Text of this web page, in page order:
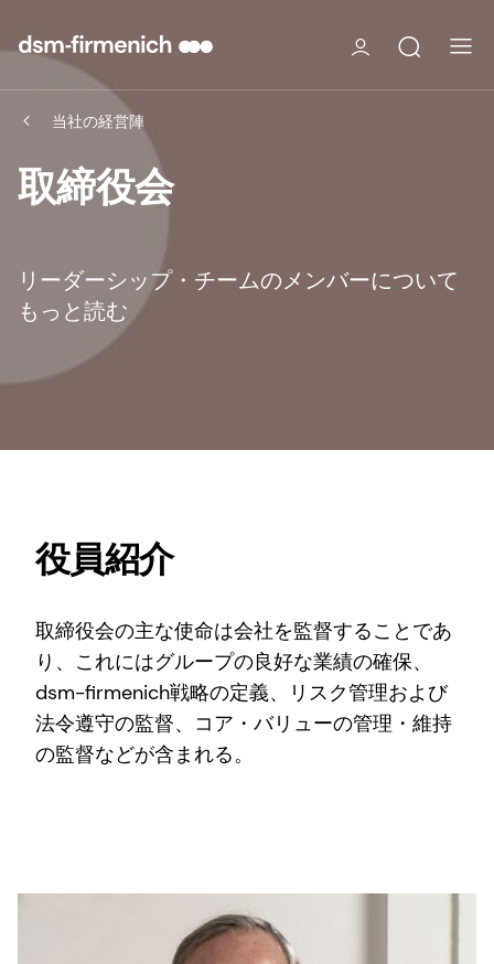
当社の経営陣
取締役会
リーダーシップ・チームのメンバーについて
もっと読む
役員紹介
取締役会の主な使命は会社を監督することであ
り、これにはグループの良好な業績の確保、
dsm-firmenich戦略の定義、リスク管理および
法令遵守の監督、コア・バリューの管理・維持
の監督などが含まれる。